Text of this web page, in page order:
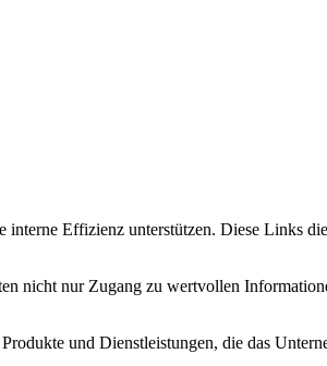
Effizienz unterstützen. Diese Links
nicht nur Zugang zu wertvollen
und Dienstleistungen, die das